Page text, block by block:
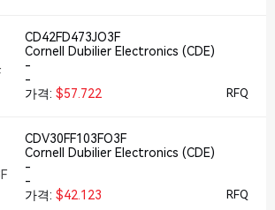
CD42FD473JO3F
Cornell Dubilier Electronics (CDE)
-
-
가격: $57.722 RFQ
CDV30FF103FO3F
Cornell Dubilier Electronics (CDE)
-
-
가격: $42.123 RFQ